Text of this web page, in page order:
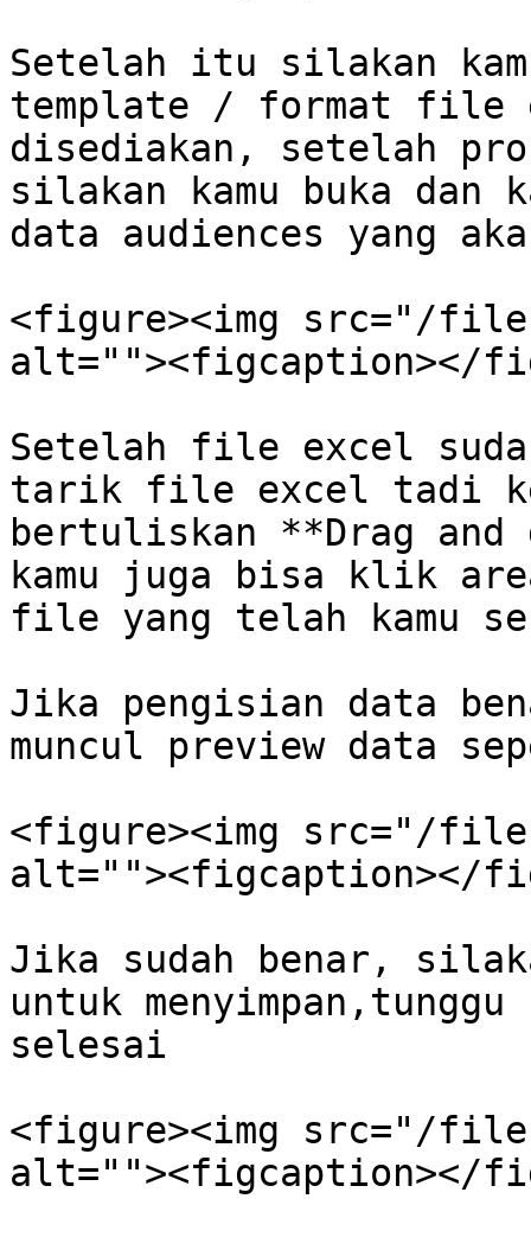
Setelah itu silakan
template / format file
disediakan, setelah
silakan kamu buka dan
data audiences yang
<figure><img src="/files/
alt=""><figcaption></
Setelah file excel
tarik file excel tadi ke
bertuliskan **Drag
kamu juga bisa klik
file yang telah kamu
Jika pengisian data
muncul preview data
<figure><img src="/files/
alt=""><figcaption></
Jika sudah benar,
untuk
selesai
<figure><img src="/files/